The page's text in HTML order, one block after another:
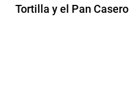
Tortilla y el Pan Casero